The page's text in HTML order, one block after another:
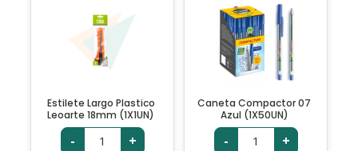
Estilete Largo Plastico
Leoarte 18mm (1X1UN)
- +
Caneta Compactor 07
Azul (1X50UN)
- +